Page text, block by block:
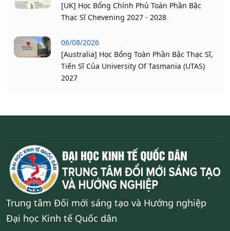
[UK] Học Bổng Chính Phủ Toàn Phần Bậc
Thạc Sĩ Chevening 2027 - 2028
06/08/2026
[Australia] Học Bổng Toàn Phần Bậc Thạc Sĩ,
Tiến Sĩ Của University Of Tasmania (UTAS)
2027
Trung tâm Đối mới sáng tạo và Hướng nghiệp
Đại học Kinh tế Quốc dân